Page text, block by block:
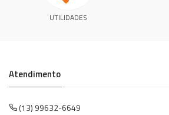
UTILIDADES
Atendimento
(13) 99632-6649